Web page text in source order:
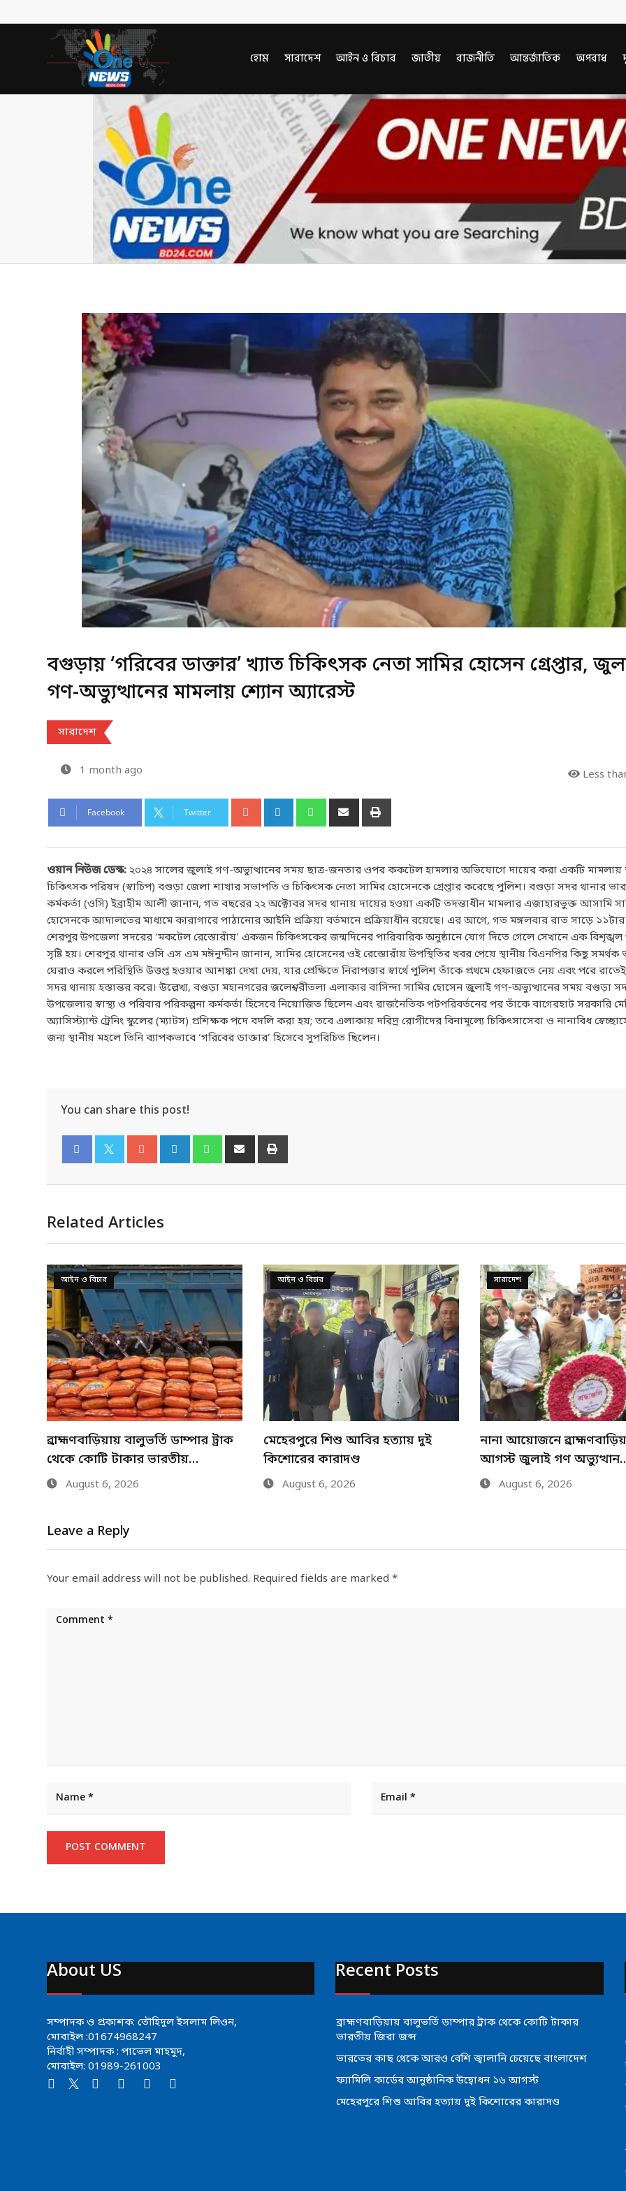
হোম সারাদেশ আইন ও বিচার জাতীয় রাজনীতি আন্তর্জাতিক অপরাধ
বগুড়ায় ‘গরিবের ডাক্তার’ খ্যাত চিকিৎসক নেতা সামির হোসেন গ্রেপ্তার,
গণ-অভ্যুত্থানের মামলায় শ্যোন অ্যারেস্ট
সারাদেশ
1 month ago Less
Facebook Twitter
ওয়ান নিউজ ডেস্ক: ২০২৪ সালের জুলাই গণ-অভ্যুত্থানের সময় ছাত্র-জনতার ওপর ককটেল হামলার অভিযোগে দায়ের করা একটি মামলায়
চিকিৎসক পরিষদ (স্বাচিপ) বগুড়া জেলা শাখার সভাপতি ও চিকিৎসক নেতা সামির হোসেনকে গ্রেপ্তার করেছে পুলিশ। বগুড়া সদর থানার
কর্মকর্তা (ওসি) ইব্রাহীম আলী জানান, গত বছরের ২২ অক্টোবর সদর থানায় দায়ের হওয়া একটি তদন্তাধীন মামলার এজাহারভুক্ত আসামি
হোসেনকে আদালতের মাধ্যমে কারাগারে পাঠানোর আইনি প্রক্রিয়া বর্তমানে প্রক্রিয়াধীন রয়েছে। এর আগে, গত মঙ্গলবার রাত সাড়ে
শেরপুর উপজেলা সদরের ‘মকটেল রেস্তোরাঁয়’ একজন চিকিৎসকের জন্মদিনের পারিবারিক অনুষ্ঠানে যোগ দিতে গেলে সেখানে এক বিশৃঙ্খল
সৃষ্টি হয়। শেরপুর থানার ওসি এস এম মঈনুদ্দীন জানান, সামির হোসেনের ওই রেস্তোরাঁয় উপস্থিতির খবর পেয়ে স্থানীয় বিএনপির কিছু সমর্থক
ঘেরাও করলে পরিস্থিতি উত্তপ্ত হওয়ার আশঙ্কা দেখা দেয়, যার প্রেক্ষিতে নিরাপত্তার স্বার্থে পুলিশ তাঁকে প্রথমে হেফাজতে নেয় এবং পরে
সদর থানায় হস্তান্তর করে। উল্লেখ্য, বগুড়া মহানগরের জলেশ্বরীতলা এলাকার বাসিন্দা সামির হোসেন জুলাই গণ-অভ্যুত্থানের সময় বগুড়া
উপজেলার স্বাস্থ্য ও পরিবার পরিকল্পনা কর্মকর্তা হিসেবে নিয়োজিত ছিলেন এবং রাজনৈতিক পটপরিবর্তনের পর তাঁকে বাগেরহাট সরকারি
অ্যাসিস্ট্যান্ট ট্রেনিং স্কুলের (ম্যাটস) প্রশিক্ষক পদে বদলি করা হয়; তবে এলাকায় দরিদ্র রোগীদের বিনামূল্যে চিকিৎসাসেবা ও নানাবিধ
জন্য স্থানীয় মহলে তিনি ব্যাপকভাবে ‘গরিবের ডাক্তার’ হিসেবে সুপরিচিত ছিলেন।
You can share this post!
Related Articles
আইন ও বিচার
মেহেরপুরে শিশু আবির হত্যায় দুই
কিশোরের কারাদণ্ড
August 6, 2026
সারাদেশ
নানা আয়োজনে ব্রাহ্মণবাড়িয়ায় ৫
আগস্ট জুলাই গণ অভ্যুত্থান…
August 6, 2026
দুর্ঘটনা
ব্রাহ্মণবাড়িয়া ফ্লাইওভারে
ত্রিমুখী সংঘর্ষে আহত ৬
August 5, 2026
Leave a Reply
Your email address will not be published. Required fields are marked *
About US
সম্পাদক ও প্রকাশক: তৌহিদুল ইসলাম লিওন,
মোবাইল :01674968247
নির্বাহী সম্পাদক : পাভেল মাহমুদ,
মোবাইল: 01989-261003
Recent Posts
ব্রাহ্মণবাড়িয়ায় বালুভর্তি ডাম্পার ট্রাক থেকে কোটি টাকার
ভারতীয় জিরা জব্দ
ভারতের কাছ থেকে আরও বেশি জ্বালানি চেয়েছে বাংলাদেশ
ফ্যামিলি কার্ডের আনুষ্ঠানিক উদ্বোধন ১৬ আগস্ট
মেহেরপুরে শিশু আবির হত্যায় দুই কিশোরের কারাদণ্ড